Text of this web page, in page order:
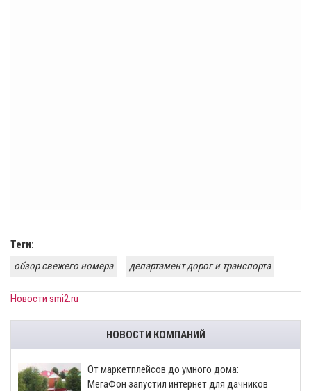
Теги:
обзор свежего номера
департамент дорог и транспорта
Новости smi2.ru
НОВОСТИ КОМПАНИЙ
От маркетплейсов до умного дома:
МегаФон запустил интернет для дачников